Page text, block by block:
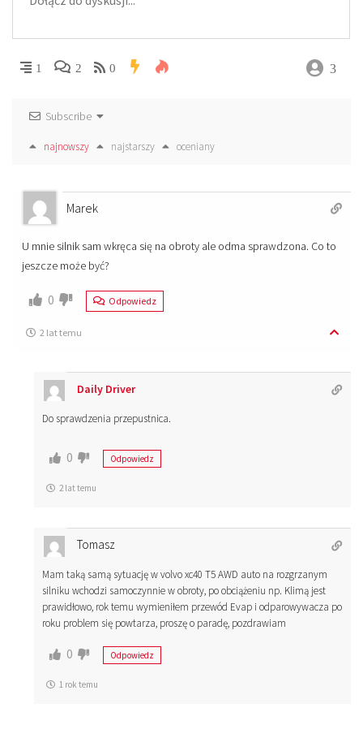
1 2 0 3
Subscribe
najnowszy najstarszy oceniany
Marek
U mnie silnik sam wkręca się na obroty ale odma sprawdzona. Co to
jeszcze może być?
0 Odpowiedz
2 lat temu
Daily Driver
Do sprawdzenia przepustnica.
0 Odpowiedz
2 lat temu
Tomasz
Mam taką samą sytuację w volvo xc40 T5 AWD auto na rozgrzanym
silniku wchodzi samoczynnie w obroty, po obciążeniu np. Klimą jest
prawidłowo, rok temu wymieniłem przewód Evap i odparowywacza po
roku problem się powtarza, proszę o paradę, pozdrawiam
0 Odpowiedz
1 rok temu